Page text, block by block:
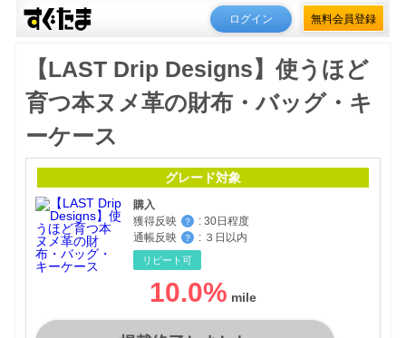
ログイン 無料会員登録
【LAST Drip Designs】使うほど
育つ本ヌメ革の財布・バッグ・キ
ーケース
グレード対象
購入
獲得反映
？ : 30日程度
通帳反映
？ : ３日以内
リピート可
10.0%